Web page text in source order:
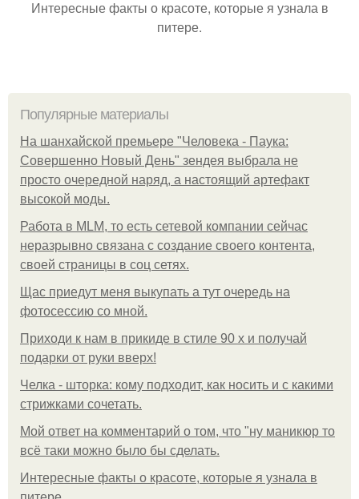
Интересные факты о красоте, которые я узнала в
питере.
Популярные материалы
На шанхайской премьере "Человека - Паука:
Совершенно Новый День" зендея выбрала не
просто очередной наряд, а настоящий артефакт
высокой моды.
Работа в MLM, то есть сетевой компании сейчас
неразрывно связана с создание своего контента,
своей страницы в соц сетях.
Щас приедут меня выкупать а тут очередь на
фотосессию со мной.
Приходи к нам в прикиде в стиле 90 х и получай
подарки от руки вверх!
Челка - шторка: кому подходит, как носить и с какими
стрижками сочетать.
Мой ответ на комментарий о том, что "ну маникюр то
всё таки можно было бы сделать.
Интересные факты о красоте, которые я узнала в